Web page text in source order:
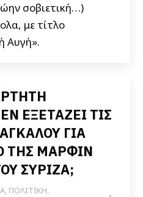
σοβιετική…)
με τίτλο
Αυγή».
ΕΞΕΤΑΖΕΙ ΤΙΣ
ΓΙΑ
ΤΗΣ ΜΑΡΦΙΝ
ΣΥΡΙΖΑ;
, ΠΟΛΙΤΙΚΗ,